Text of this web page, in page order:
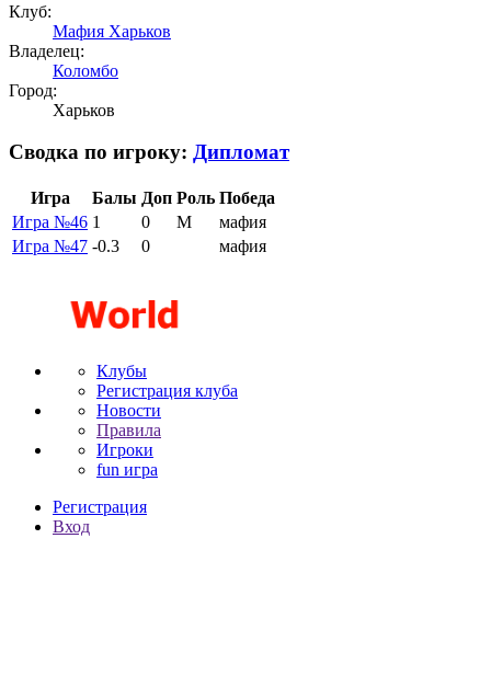
Клуб:
Мафия Харьков
Владелец:
Коломбо
Город:
Харьков
Сводка по игроку: Дипломат
Игра Балы Доп Роль Победа
Игра №46 1 0 М
мафия
Игра №47 -0.3 0 мафия
Клубы
Регистрация клуба
Новости
Правила
Игроки
fun игра
Регистрация
Вход